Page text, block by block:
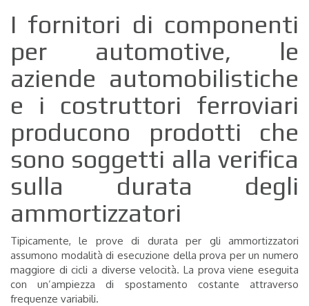
I fornitori di componenti
per automotive, le
aziende automobilistiche
e i costruttori ferroviari
producono prodotti che
sono soggetti alla verifica
sulla durata degli
ammortizzatori
Tipicamente, le prove di durata per gli ammortizzatori
assumono modalità di esecuzione della prova per un numero
maggiore di cicli a diverse velocità. La prova viene eseguita
con un’ampiezza di spostamento costante attraverso
frequenze variabili.